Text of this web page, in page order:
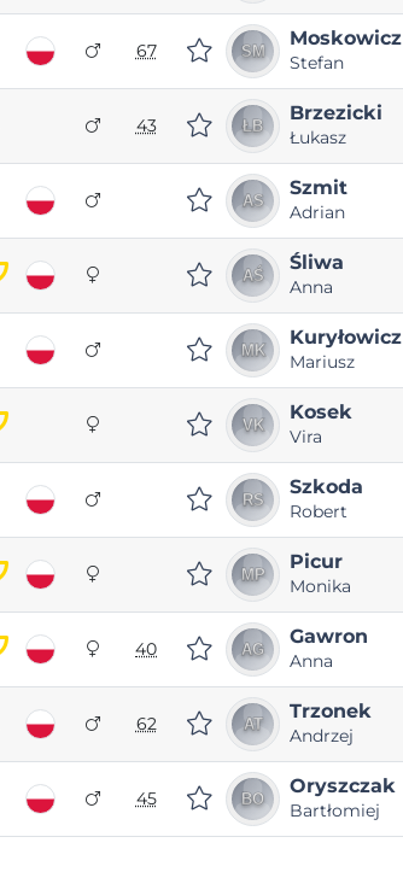
67
Moskowicz
Stefan
43
Brzezicki
Łukasz
Szmit
Adrian
Śliwa
Anna
Kuryłowicz
Mariusz
Kosek
Vira
Szkoda
Robert
Picur
Monika
40
Gawron
Anna
62
Trzonek
Andrzej
45
Oryszczak
Bartłomiej